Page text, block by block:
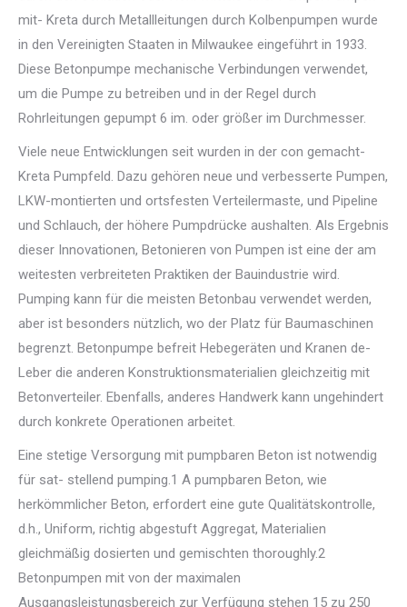
mit- Kreta durch Metallleitungen durch Kolbenpumpen wurde
in den Vereinigten Staaten in Milwaukee eingeführt in 1933.
Diese Betonpumpe mechanische Verbindungen verwendet,
um die Pumpe zu betreiben und in der Regel durch
Rohrleitungen gepumpt 6 im. oder größer im Durchmesser.
Viele neue Entwicklungen seit wurden in der con gemacht-
Kreta Pumpfeld. Dazu gehören neue und verbesserte Pumpen,
LKW-montierten und ortsfesten Verteilermaste, und Pipeline
und Schlauch, der höhere Pumpdrücke aushalten. Als Ergebnis
dieser Innovationen, Betonieren von Pumpen ist eine der am
weitesten verbreiteten Praktiken der Bauindustrie wird.
Pumping kann für die meisten Betonbau verwendet werden,
aber ist besonders nützlich, wo der Platz für Baumaschinen
begrenzt. Betonpumpe befreit Hebegeräten und Kranen de-
Leber die anderen Konstruktionsmaterialien gleichzeitig mit
Betonverteiler. Ebenfalls, anderes Handwerk kann ungehindert
durch konkrete Operationen arbeitet.
Eine stetige Versorgung mit pumpbaren Beton ist notwendig
für sat- stellend pumping.1 A pumpbaren Beton, wie
herkömmlicher Beton, erfordert eine gute Qualitätskontrolle,
d.h., Uniform, richtig abgestuft Aggregat, Materialien
gleichmäßig dosierten und gemischten thoroughly.2
Betonpumpen mit von der maximalen
Ausgangsleistungsbereich zur Verfügung stehen 15 zu 250